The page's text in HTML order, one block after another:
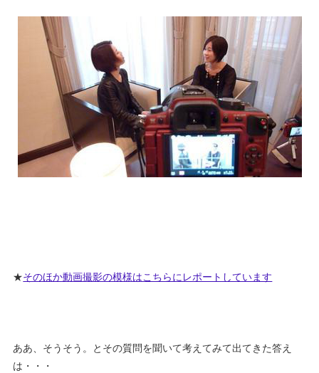
★そのほか動画撮影の模様はこちらにレポートしています
ああ、そうそう。とその質問を聞いて考えてみて出てきた答え
は・・・